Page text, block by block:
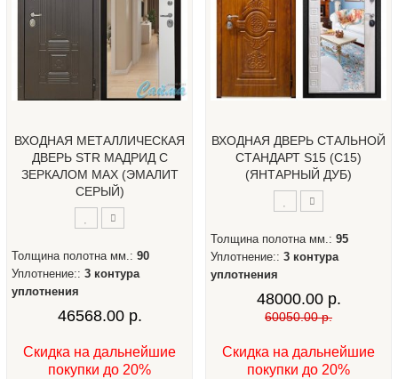
ВХОДНАЯ МЕТАЛЛИЧЕСКАЯ
ДВЕРЬ STR МАДРИД С
ЗЕРКАЛОМ МАХ (ЭМАЛИТ
СЕРЫЙ)
Толщина полотна мм.: 90
Уплотнение:: 3 контура
уплотнения
46568.00 р.
Скидка на дальнейшие
покупки до 20%
ВХОДНАЯ ДВЕРЬ СТАЛЬНОЙ
СТАНДАРТ S15 (С15)
(ЯНТАРНЫЙ ДУБ)
Толщина полотна мм.: 95
Уплотнение:: 3 контура
уплотнения
48000.00 р.
60050.00 р.
Скидка на дальнейшие
покупки до 20%